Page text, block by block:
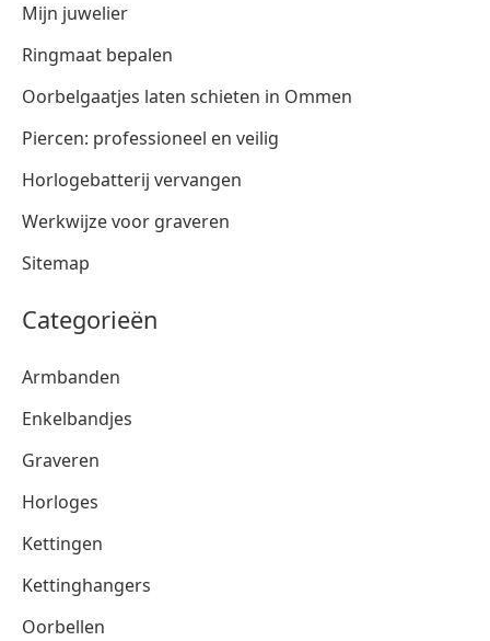
Mijn juwelier
Ringmaat bepalen
Oorbelgaatjes laten schieten in Ommen
Piercen: professioneel en veilig
Horlogebatterij vervangen
Werkwijze voor graveren
Sitemap
Categorieën
Armbanden
Enkelbandjes
Graveren
Horloges
Kettingen
Kettinghangers
Oorbellen